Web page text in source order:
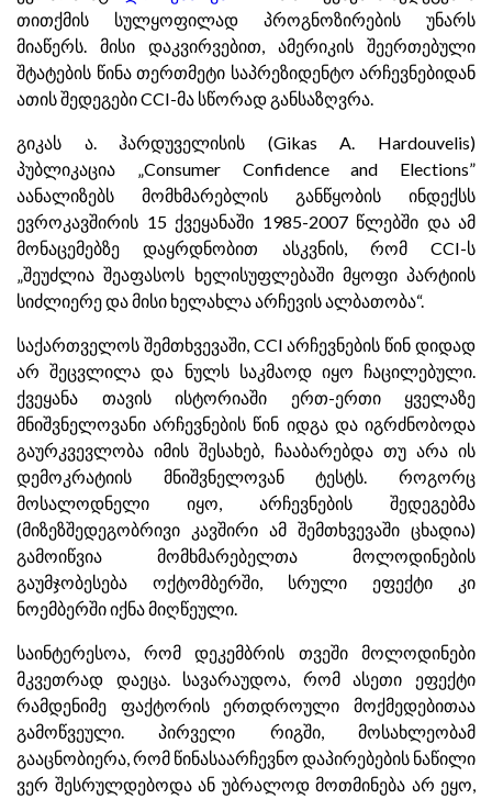
თითქმის სულყოფილად პროგნოზირების უნარს
მიაწერს. მისი დაკვირვებით, ამერიკის შეერთებული
შტატების წინა თერთმეტი საპრეზიდენტო არჩევნებიდან
ათის შედეგები CCI-მა სწორად განსაზღვრა.
გიკას ა. ჰარდუველისის (Gikas A. Hardouvelis)
პუბლიკაცია „Consumer Confidence and Elections”
აანალიზებს მომხმარებლის განწყობის ინდექსს
ევროკავშირის 15 ქვეყანაში 1985-2007 წლებში და ამ
მონაცემებზე დაყრდნობით ასკვნის, რომ CCI-ს
„შეუძლია შეაფასოს ხელისუფლებაში მყოფი პარტიის
სიძლიერე და მისი ხელახლა არჩევის ალბათობა“.
საქართველოს შემთხვევაში, CCI არჩევნების წინ დიდად
არ შეცვლილა და ნულს საკმაოდ იყო ჩაცილებული.
ქვეყანა თავის ისტორიაში ერთ-ერთი ყველაზე
მნიშვნელოვანი არჩევნების წინ იდგა და იგრძნობოდა
გაურკვევლობა იმის შესახებ, ჩააბარებდა თუ არა ის
დემოკრატიის მნიშვნელოვან ტესტს. როგორც
მოსალოდნელი იყო, არჩევნების შედეგებმა
(მიზეზშედეგობრივი კავშირი ამ შემთხვევაში ცხადია)
გამოიწვია მომხმარებელთა მოლოდინების
გაუმჯობესება ოქტომბერში, სრული ეფექტი კი
ნოემბერში იქნა მიღწეული.
საინტერესოა, რომ დეკემბრის თვეში მოლოდინები
მკვეთრად დაეცა. სავარაუდოა, რომ ასეთი ეფექტი
რამდენიმე ფაქტორის ერთდროული მოქმედებითაა
გამოწვეული. პირველი რიგში, მოსახლეობამ
გააცნობიერა, რომ წინასაარჩევნო დაპირებების ნაწილი
ვერ შესრულდებოდა ან უბრალოდ მოთმინება არ ეყო,